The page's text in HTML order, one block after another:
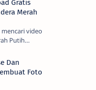
Gratis
Merah
video
Putih
ini adalah
bendera
Dan
Foto